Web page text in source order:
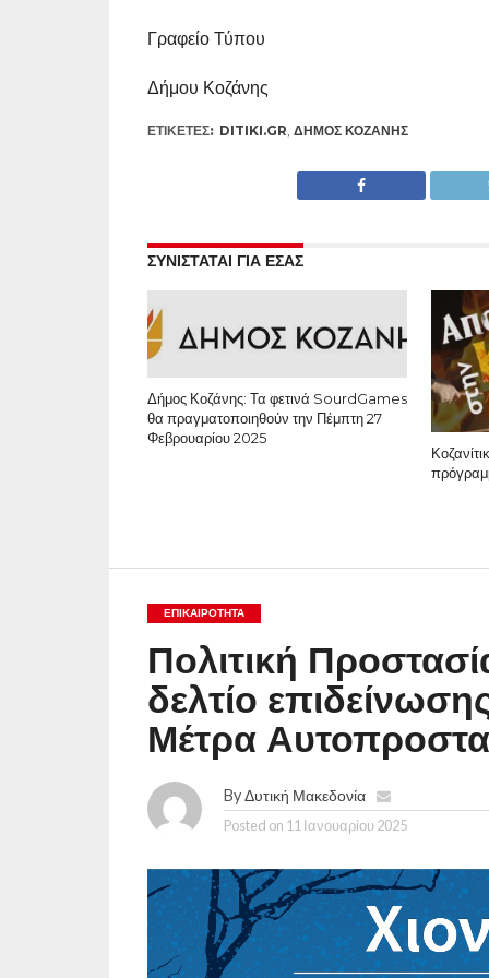
Γραφείο Τύπου
Δήμου Κοζάνης
ΕΤΙΚΕΤΕΣ: DITIKI.GR, ΔΉΜΟΣ ΚΟΖΆΝΗΣ
ΣΥΝΙΣΤΑΤΑΙ ΓΙΑ ΕΣΑΣ
Δήμος Κοζάνης: Τα φετινά SourdGames
θα πραγματοποιηθούν την Πέμπτη 27
Φεβρουαρίου 2025
ΕΠΙΚΑΙΡΟΤΗΤΑ
Πολιτική
δελτίο
Μέτρα
ByΔυτική Μακεδονία
Posted on 11 Ιανουαρίου 2025